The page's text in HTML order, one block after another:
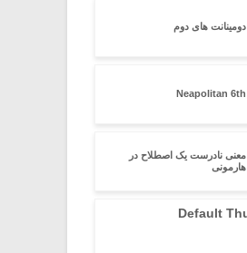
دومینانت های دوم
Neapolitan 6th
معنی نادرست یک اصطلاح در
هارمونی